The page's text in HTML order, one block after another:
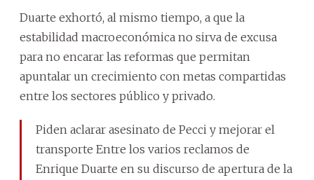
Duarte exhortó, al mismo tiempo, a que la
estabilidad macroeconómica no sirva de excusa
para no encarar las reformas que permitan
apuntalar un crecimiento con metas compartidas
entre los sectores público y privado.
Piden aclarar asesinato de Pecci y mejorar el
transporte Entre los varios reclamos de
Enrique Duarte en su discurso de apertura de la